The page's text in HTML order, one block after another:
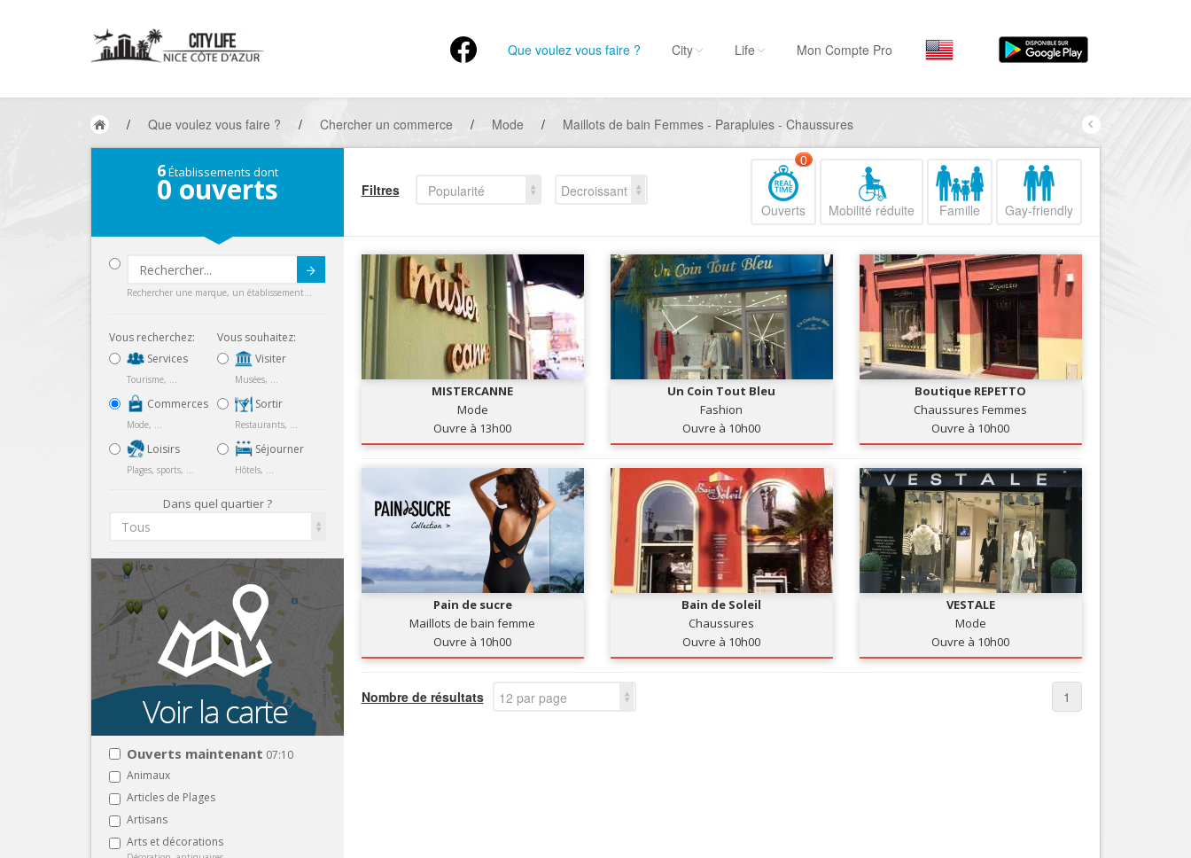
Que voulez vous faire ?
Hôtels, ...
Visiter
Sortir
Restaurants, ...
Commerces
Mode, ...
Loisirs
Plages, sports, ...
Services
Tourisme, ...
Par quartiers
Nice Promenade du
Nice le Port
Nice le Vieux Nice
Nice le Coeur de Ville
Nice la plaine du Var
Nice Aéroport
City Life Mon Compte Pro
/ Que voulez vous faire ? / Chercher un commerce / Mode / Maillots de bain Femmes - Parapluies - Chaussures
6Établissements dont
0 ouverts
Rechercher une marque, un établissement...
Vous recherchez:
Services
Tourisme, ...
Commerces
Mode, ...
Loisirs
Plages, sports, ...
Vous souhaitez:
Visiter
Musées, ...
Sortir
Restaurants, ...
Séjourner
Hôtels, ...
Dans quel quartier ?
Tous
Ouverts maintenant 07:10
Animaux
Articles de Plages
Artisans
Arts et décorations
Filtres Popularité
Decroissant
Ouverts
0
Mobilité réduite Famille Gay-friendly
MISTERCANNE
Mode
Ouvre à 13h00
Un Coin Tout Bleu
Fashion
Ouvre à 10h00
Boutique REPETTO
Chaussures Femmes
Ouvre à 10h00
Pain de sucre
Maillots de bain femme
Ouvre à 10h00
Bain de Soleil
Chaussures
Ouvre à 10h00
VESTALE
Mode
Ouvre à 10h00
Nombre de résultats 12 par page 1